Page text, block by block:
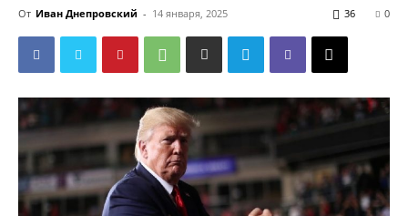
От Иван Днепровский - 14 января, 2025 0
36